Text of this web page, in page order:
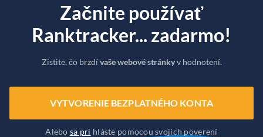
Začnite používať
Ranktracker... zadarmo!
Zistite, čo brzdívaše webové stránkyv hodnotení.
VYTVORENIE BEZPLATNÉHO KONTA
Alebosa pri hláste pomocou svojich poverení